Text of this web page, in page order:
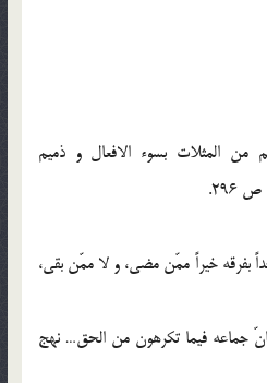
من المثلات بسوء الافعال و ذمیم
بفرقه خیراً ممّن مضی، و لا ممّن بقی،
جماعه فیما تکرهون من الحق… نهج